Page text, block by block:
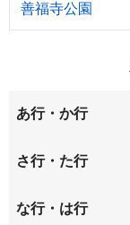
善福寺公園
あ行・か行
天沼
今川
さ行・た行
清水
な行・は行